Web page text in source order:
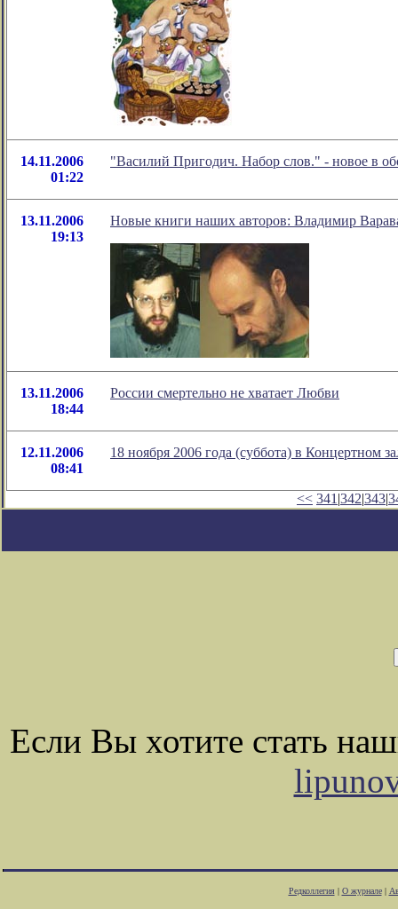
14.11.2006
01:22
"Василий Пригодич. Набор слов." - новое в
13.11.2006
19:13
Новые книги наших авторов: Владимир
13.11.2006
18:44
России смертельно не хватает Любви
12.11.2006
08:41
18 ноября 2006 года (суббота) в Концертном
<< 341 |342|343|
Если Вы хотите стать
Редколлегия| О журнале|